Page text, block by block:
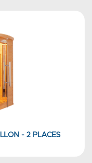
- 2 PLACES